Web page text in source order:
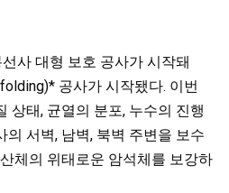
사 대형 보호 공사가 시작돼
공사가 시작됐다. 이번
상태, 균열의 분포, 누수의 진행
의 서벽, 남벽, 북벽 주변을 보수
체의 위태로운 암석체를 보강하